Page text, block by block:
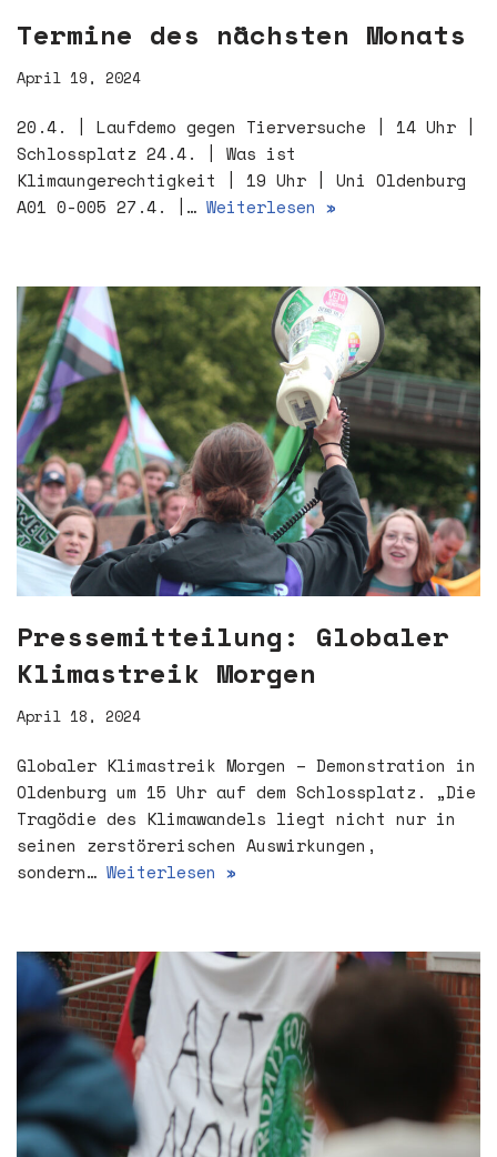
Termine des nächsten Monats
April 19, 2024
20.4. | Laufdemo gegen Tierversuche | 14 Uhr |
Schlossplatz 24.4. | Was ist
Klimaungerechtigkeit | 19 Uhr | Uni Oldenburg
A01 0-005 27.4. |… Weiterlesen »
Pressemitteilung: Globaler
Klimastreik Morgen
April 18, 2024
Globaler Klimastreik Morgen – Demonstration in
Oldenburg um 15 Uhr auf dem Schlossplatz. „Die
Tragödie des Klimawandels liegt nicht nur in
seinen zerstörerischen Auswirkungen,
sondern… Weiterlesen »